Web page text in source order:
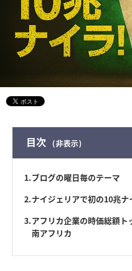
目次 非表示
1 ブログの曜日毎のテーマ
2 ナイジェリアで初の10兆ナ
3 アフリカ企業の時価総額ト
南アフリカ